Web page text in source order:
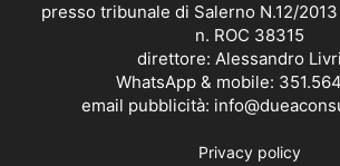
presso tribunale di Salerno N.12/
n. ROC 38315
direttore: Alessandro
WhatsApp & mobile:
email pubblicità:
Privacy policy